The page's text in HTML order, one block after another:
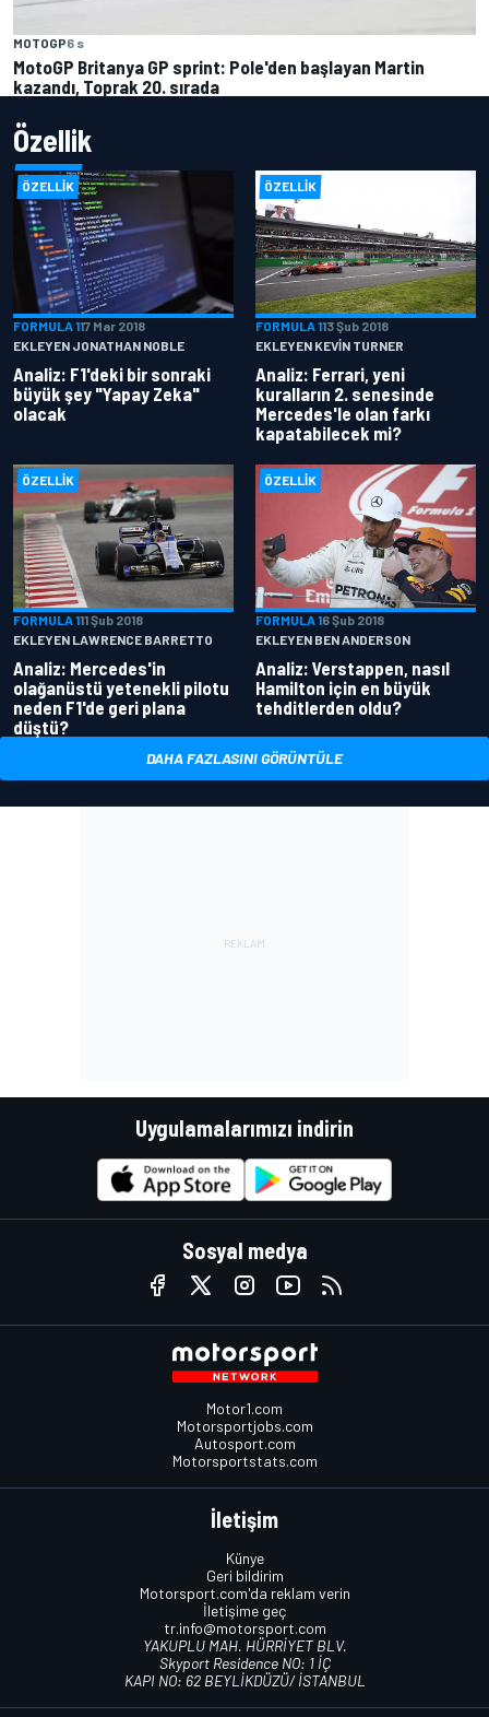
MOTOGP6 s
MotoGP Britanya GP sprint: Pole'den başlayan Martin
kazandı, Toprak 20. sırada
Özellik
ÖZELLIK
FORMULA 117 Mar 2018
EKLEYEN JONATHAN NOBLE
Analiz: F1'deki bir sonraki
büyük şey "Yapay Zeka"
olacak
ÖZELLIK
FORMULA 113 Şub 2018
EKLEYEN KEVIN TURNER
Analiz: Ferrari, yeni
kuralların 2. senesinde
Mercedes'le olan farkı
kapatabilecek mi?
ÖZELLIK
FORMULA 111 Şub 2018
EKLEYEN LAWRENCE BARRETTO
Analiz: Mercedes'in
olağanüstü yetenekli pilotu
neden F1'de geri plana
düştü?
ÖZELLIK
FORMULA 16 Şub 2018
EKLEYEN BEN ANDERSON
Analiz: Verstappen, nasıl
Hamilton için en büyük
tehditlerden oldu?
DAHA FAZLASINI GÖRÜNTÜLE
Uygulamalarımızı indirin
Sosyal medya
Motor1.com
Motorsportjobs.com
Autosport.com
Motorsportstats.com
İletişim
Künye
Geri bildirim
Motorsport.com'da reklam verin
İletişime geç
tr.info@motorsport.com
YAKUPLU MAH. HÜRRİYET BLV.
Skyport Residence NO: 1 İÇ
KAPI NO: 62 BEYLİKDÜZÜ/ İSTANBUL